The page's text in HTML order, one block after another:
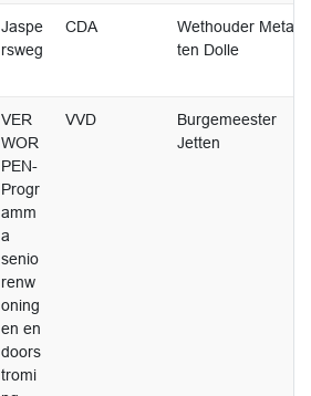
Jaspe
rsweg
CDA
Wethouder Metaal-
ten Dolle
VER
WOR
PEN-
Progr
amm
a
senio
renw
oning
en en
doors
tromi
VVD
Burgemeester
Jetten